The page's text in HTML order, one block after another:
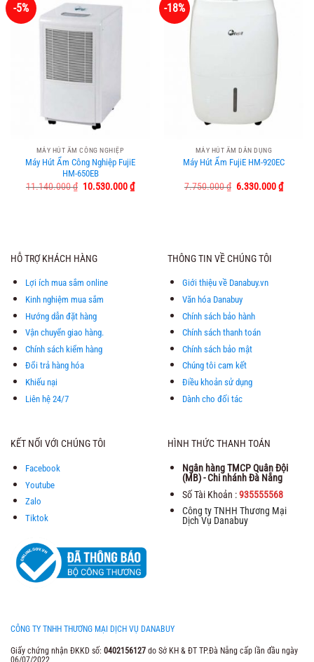
-5%
MÁY HÚT ẨM CÔNG NGHIỆP
Máy Hút Ẩm Công Nghiệp FujiE
HM-650EB
11.140.000₫ Giá
10.530.000₫Giá
hiện
-18%
MÁY HÚT ẨM DÂN DỤNG
Máy Hút Ẩm FujiE HM-920EC
7.750.000₫ Giá
6.330.000₫Giá
hiện
HỖ TRỢ KHÁCH HÀNG
Lợi ích mua sắm online
Kinh nghiệm mua sắm
Hướng dẫn đặt hàng
Vận chuyển giao hàng.
Chính sách kiểm hàng
Đổi trả hàng hóa
Khiếu nại
Liên hệ 24/7
THÔNG TIN VỀ CHÚNG TÔI
Giới thiệu về Danabuy.vn
Văn hóa Danabuy
Chính sách bảo hành
Chính sách thanh toán
Chính sách bảo mật
Chúng tôi cam kết
Điều khoản sử dụng
Dành cho đối tác
KẾT NỐI VỚI CHÚNG TÔI
Facebook
Youtube
Zalo
Tiktok
HÌNH THỨC THANH TOÁN
Ngân hàng TMCP Quân Đội
(MB) - Chi nhánh Đà Nẵng
Số Tài Khoản :935555568
Công ty TNHH Thương Mại
Dịch Vụ Danabuy
CÔNG TY TNHH THƯƠNG MẠI DỊCH VỤ DANABUY
Giấy chứng nhận ĐKKD số: 0402156127 do Sở KH & ĐT TP.Đà Nẵng cấp lần đầu ngày
06/07/2022